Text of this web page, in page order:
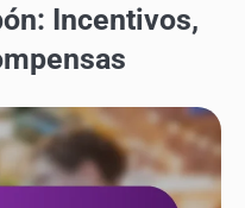
Incentivos,